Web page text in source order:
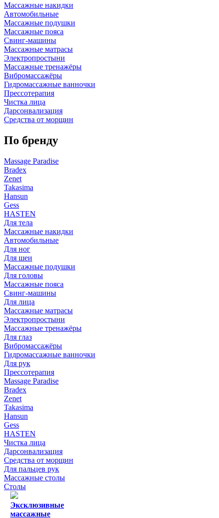
Массажные накидки
Автомобильные
Массажные подушки
Массажные пояса
Свинг-машины
Массажные матрасы
Электропростыни
Массажные тренажёры
Вибромассажёры
Гидромассажные ванночки
Прессотерапия
Чистка лица
Дарсонвализация
Средства от морщин
По бренду
Massage Paradise
Bradex
Zenet
Takasima
Hansun
Gess
HASTEN
Для тела
Массажные накидки
Автомобильные
Для ног
Для шеи
Массажные подушки
Для головы
Массажные пояса
Свинг-машины
Для лица
Массажные матрасы
Электропростыни
Массажные тренажёры
Для глаз
Вибромассажёры
Гидромассажные ванночки
Для рук
Прессотерапия
Massage Paradise
Bradex
Zenet
Takasima
Hansun
Gess
HASTEN
Чистка лица
Дарсонвализация
Средства от морщин
Для пальцев рук
Массажные столы
Столы
Эксклюзивные
массажные